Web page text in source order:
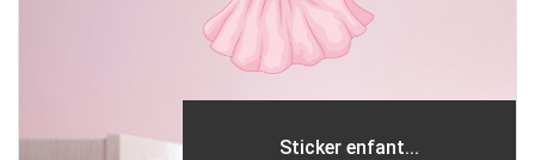
Sticker enfant...